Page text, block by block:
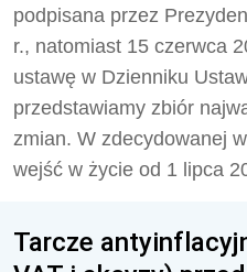
podpisana przez
r., natomiast 15 czerwca
ustawę w Dzienniku
przedstawiamy zbiór
zmian. W zdecydowanej
wejść w życie od 1 lipca
Tarcze